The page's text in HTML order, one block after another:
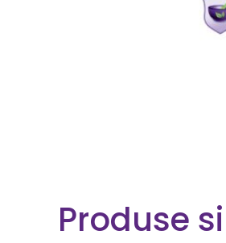
Produse